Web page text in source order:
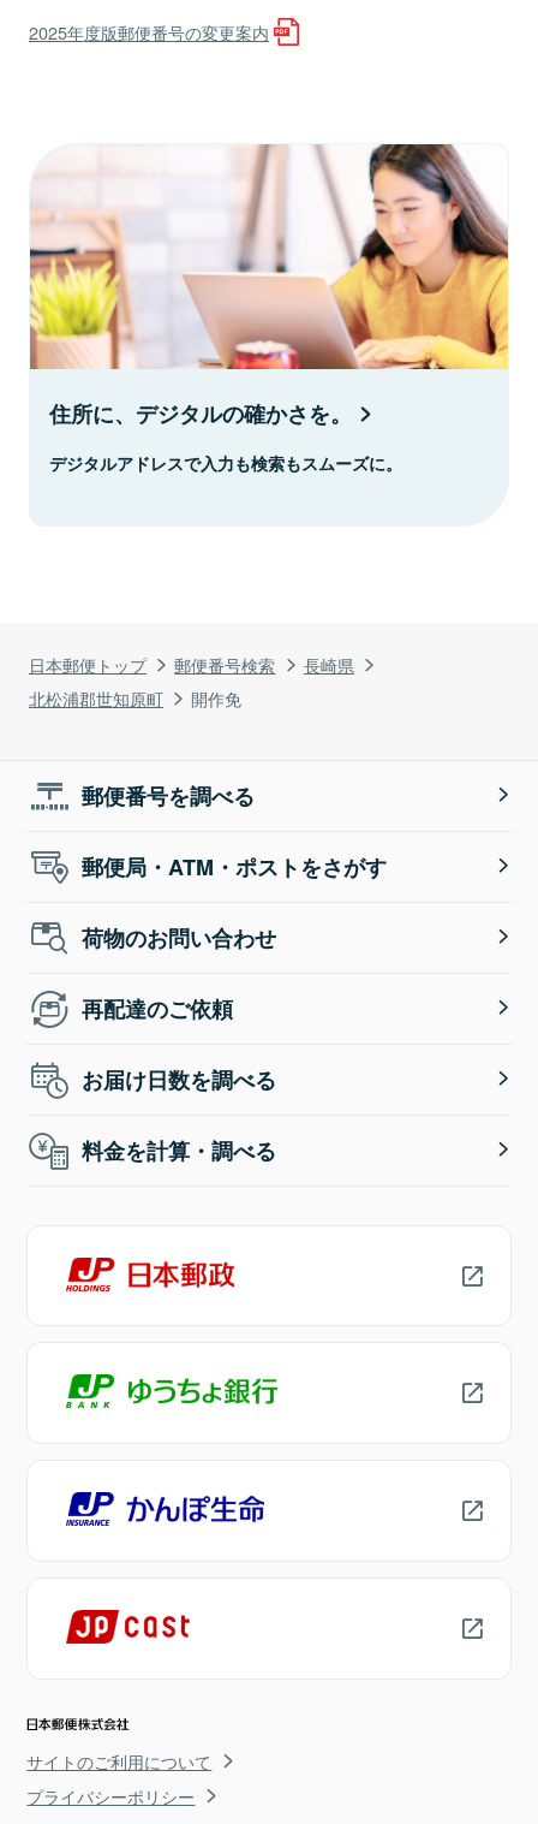
日本郵便トップ 郵便番号検索
長崎県
北松浦郡世知原町
開作免
2025年度版郵便番号の変更案内
住所に、デジタルの確かさを。
デジタルアドレスで入力も検索もスムーズに。
郵便番号を調べる
郵便局・ATM・ポストをさがす
荷物のお問い合わせ
再配達のご依頼
お届け日数を調べる
料金を計算・調べる
サイトのご利用について
プライバシーポリシー